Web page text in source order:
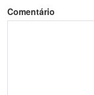
Comentário